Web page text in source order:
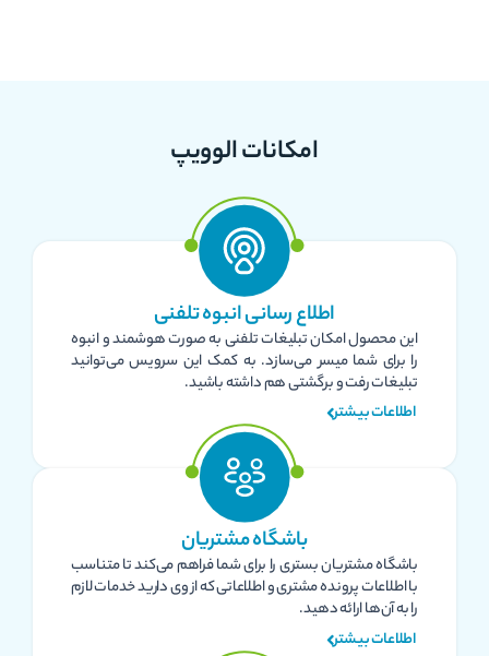
امکانات الوویپ
اطلاع رسانی انبوه تلفنی
این محصول امکان تبلیغات تلفنی به صورت هوشمند و انبوه
را برای شما میسر می‌سازد. به کمک این سرویس می‌توانید
تبلیغات رفت و برگشتی هم داشته باشید.
اطلاعات بیشتر
باشگاه مشتریان
باشگاه مشتریان بستری را برای شما فراهم می‌کند تا متناسب
با اطلاعات پرونده مشتری و اطلاعاتی که از وی دارید خدمات لازم
را به آن‌ها ارائه دهید.
اطلاعات بیشتر